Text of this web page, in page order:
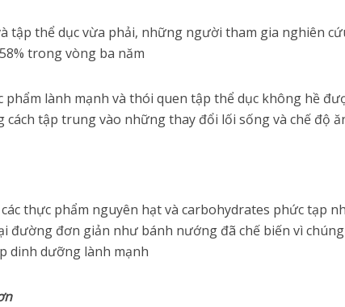
tập thể dục vừa phải, những người tham gia nghiên
trong vòng ba năm
phẩm lành mạnh và thói quen tập thể dục không hề
cách tập trung vào những thay đổi lối sống và chế độ
thực phẩm nguyên hạt và carbohydrates phức tạp
đường đơn giản như bánh nướng đã chế biến vì
dinh dưỡng lành mạnh